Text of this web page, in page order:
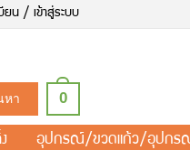
บียน / เข้าสู่ระบบ
หา 0
อุปกรณ์/ขวดแก้ว/อุปกร